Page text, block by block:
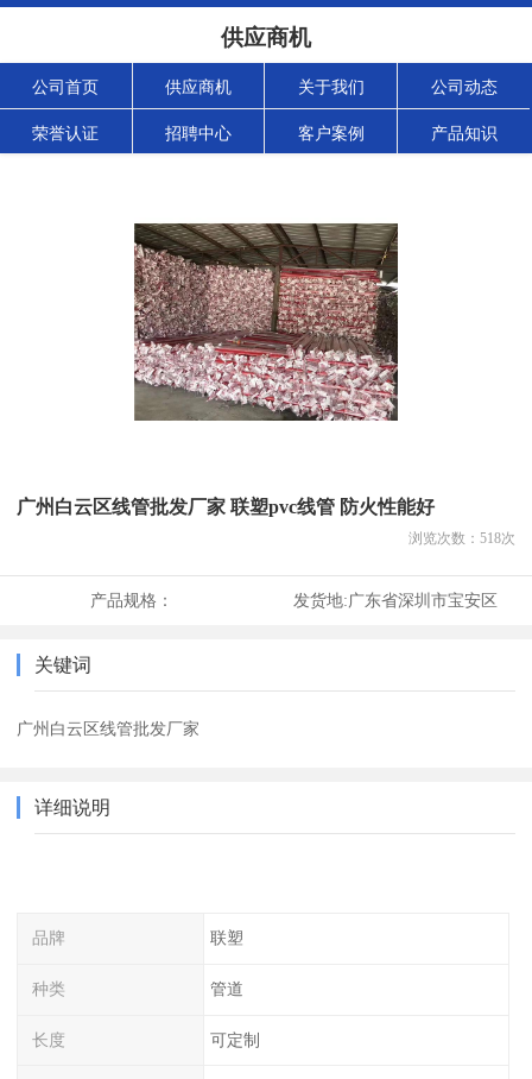
供应商机
公司首页 供应商机 关于我们 公司动态
荣誉认证 招聘中心 客户案例 产品知识
广州白云区线管批发厂家 联塑pvc线管 防火性能好
浏览次数： 518次
产品规格： 发货地:广东省深圳市宝安区
关键词
广州白云区线管批发厂家
详细说明
品牌 联塑
种类 管道
长度 可定制